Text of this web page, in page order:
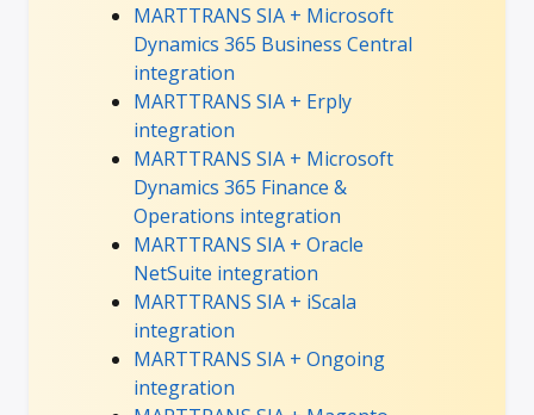
MARTTRANS SIA + Microsoft
Dynamics 365 Business Central
integration
MARTTRANS SIA + Erply
integration
MARTTRANS SIA + Microsoft
Dynamics 365 Finance &
Operations integration
MARTTRANS SIA + Oracle
NetSuite integration
MARTTRANS SIA + iScala
integration
MARTTRANS SIA + Ongoing
integration